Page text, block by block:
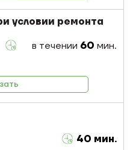
условии ремонта
в течении 60 мин.
40 мин.